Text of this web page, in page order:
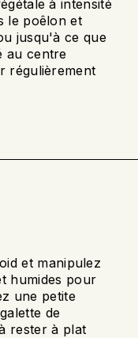
à intensité
le poêlon et
jusqu'à ce que
au centre
régulièrement
et manipulez
humides pour
une petite
de
rester à plat